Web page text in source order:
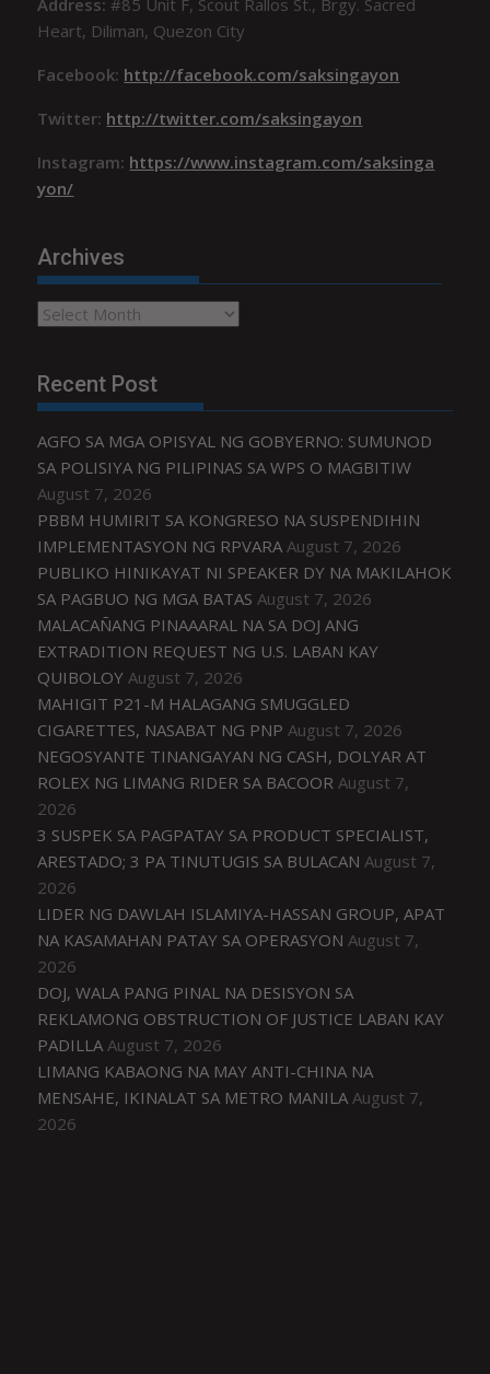
Heart, Diliman, Quezon City
Facebook: http://facebook.com/saksingayon
Twitter: http://twitter.com/saksingayon
Instagram: https://www.instagram.com/saksinga
yon/
Archives
Archives
Recent Post
AGFO SA MGA OPISYAL NG GOBYERNO: SUMUNOD
SA POLISIYA NG PILIPINAS SA WPS O MAGBITIW
August 7, 2026
PBBM HUMIRIT SA KONGRESO NA SUSPENDIHIN
IMPLEMENTASYON NG RPVARA August 7, 2026
PUBLIKO HINIKAYAT NI SPEAKER DY NA MAKILAHOK
SA PAGBUO NG MGA BATAS August 7, 2026
MALACAÑANG PINAAARAL NA SA DOJ ANG
EXTRADITION REQUEST NG U.S. LABAN KAY
QUIBOLOY August 7, 2026
MAHIGIT P21-M HALAGANG SMUGGLED
CIGARETTES, NASABAT NG PNP August 7, 2026
NEGOSYANTE TINANGAYAN NG CASH, DOLYAR AT
ROLEX NG LIMANG RIDER SA BACOOR August 7,
2026
3 SUSPEK SA PAGPATAY SA PRODUCT SPECIALIST,
ARESTADO; 3 PA TINUTUGIS SA BULACAN August 7,
2026
LIDER NG DAWLAH ISLAMIYA-HASSAN GROUP, APAT
NA KASAMAHAN PATAY SA OPERASYON August 7,
2026
DOJ, WALA PANG PINAL NA DESISYON SA
REKLAMONG OBSTRUCTION OF JUSTICE LABAN KAY
PADILLA August 7, 2026
LIMANG KABAONG NA MAY ANTI-CHINA NA
MENSAHE, IKINALAT SA METRO MANILA August 7,
2026